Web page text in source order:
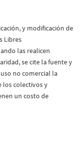
y modificación de
Libres
las realicen
se cite la fuente y
no comercial la
los colectivos y
un costo de